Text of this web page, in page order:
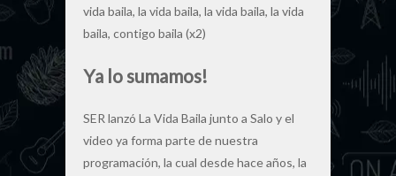
vida baila, la vida baila, la vida baila, la vida
baila, contigo baila (x2)
Ya lo sumamos!
SER lanzó La Vida Baila junto a Salo y el
video ya forma parte de nuestra
programación, la cual desde hace años, la